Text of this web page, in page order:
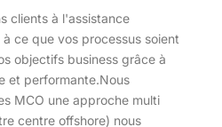
clients à l'assistance
ce que vos processus soient
objectifs business grâce à
et performante.​ Nous
MCO une approche multi
centre offshore) nous